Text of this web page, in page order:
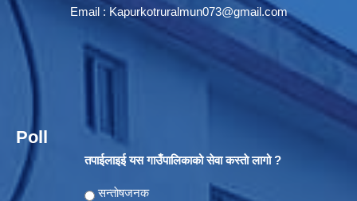
Email : Kapurkotruralmun073@gmail.com
Poll
तपाईलाइई यस गाउँपालिकाको सेवा कस्ताे लागो ?
Choices
सन्ताेषजनक